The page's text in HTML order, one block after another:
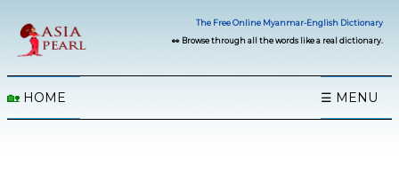
The Free Online Myanmar-English Dictionary
👀 Browse through all the words like a real dictionary.
🏡 HOME ☰ MENU